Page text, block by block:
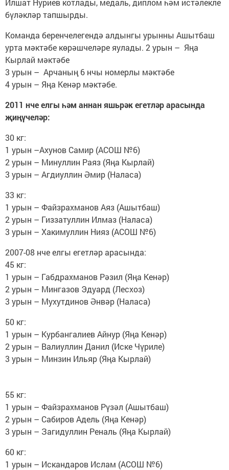
Илшат Нуриев котлады, медаль, диплом һәм истәлекле
бүләкләр тапшырды.
Команда беренчелегендә алдынгы урынны Ашытбаш
урта мәктәбе көрәшчеләре яулады. 2 урын – Яңа
Кырлай мәктәбе
3 урын – Арчаның 6 нчы номерлы мәктәбе
4 урын – Яңа Кенәр мәктәбе.
2011 нче елгы һәм аннан яшьрәк егетләр арасында
җиңүчеләр:
30 кг:
1 урын –Ахунов Самир (АСОШ №6)
2 урын – Минуллин Раяз (Яңа Кырлай)
3 урын – Агдиуллин Әмир (Наласа)
33 кг:
1 урын – Файзрахманов Аяз (Ашытбаш)
2 урын – Гиззатуллин Илмаз (Наласа)
3 урын – Хакимуллин Нияз (АСОШ №6)
2007-08 нче елгы егетләр арасында:
45 кг:
1 урын – Габдрахманов Рәзил (Яңа Кенәр)
2 урын – Мингазов Эдуард (Лесхоз)
3 урын – Мухутдинов Әнвәр (Наласа)
50 кг:
1 урын – Курбангалиев Айнур (Яңа Кенәр)
2 урын – Валиуллин Данил (Иске Чүриле)
3 урын – Минзин Ильяр (Яңа Кырлай)
55 кг:
1 урын – Файзрахманов Рүзәл (Ашытбаш)
2 урын – Сабиров Адель (Яңа Кенәр)
3 урын – Загидуллин Реналь (Яңа Кырлай)
60 кг:
1 урын – Искандаров Ислам (АСОШ №6)